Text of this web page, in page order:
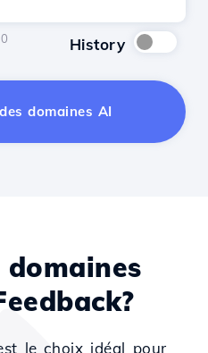
0 History
domaines AI
le choix idéal pour